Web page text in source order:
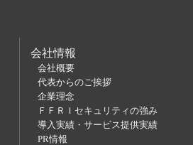
会社情報
会社概要
代表からのご挨拶
企業理念
ＦＦＲＩセキュリティの強み
導入実績・サービス提供実績
PR情報